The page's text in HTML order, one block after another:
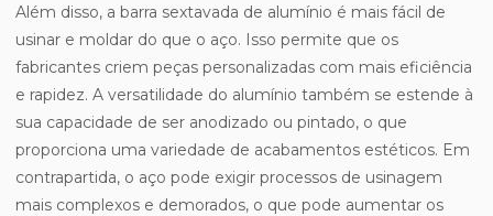
Além disso, a barra sextavada de alumínio é mais fácil de
usinar e moldar do que o aço. Isso permite que os
fabricantes criem peças personalizadas com mais eficiência
e rapidez. A versatilidade do alumínio também se estende à
sua capacidade de ser anodizado ou pintado, o que
proporciona uma variedade de acabamentos estéticos. Em
contrapartida, o aço pode exigir processos de usinagem
mais complexos e demorados, o que pode aumentar os